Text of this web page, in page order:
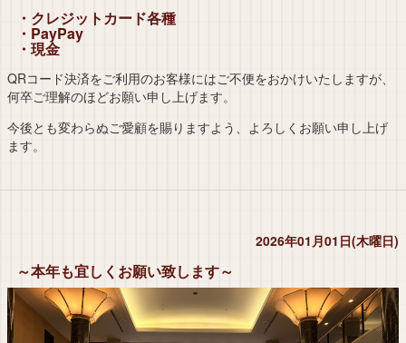
・クレジットカード各種
・PayPay
・現金
QRコード決済をご利用のお客様にはご不便をおかけいたしますが、
何卒ご理解のほどお願い申し上げます。
今後とも変わらぬご愛顧を賜りますよう、よろしくお願い申し上げ
ます。
2026年01月01日(木曜日)
～本年も宜しくお願い致します～